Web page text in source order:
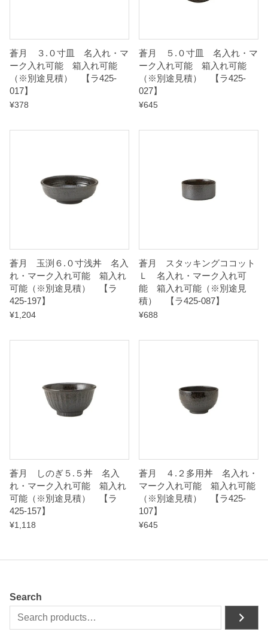
ラ
4
5
1
n
t
i
t
y
蒼月 ３.０寸皿 名入れ・マ
ーク入れ可能 箱入れ可能
（※別途見積） 【ラ425-
017】
¥378
蒼月 ５.０寸皿 名入れ・マ
ーク入れ可能 箱入れ可能
（※別途見積） 【ラ425-
027】
¥645
蒼月 玉渕６.０寸浅丼 名入
れ・マーク入れ可能 箱入れ
可能（※別途見積） 【ラ
425-197】
¥1,204
蒼月 スタッキングココット
Ｌ 名入れ・マーク入れ可
能 箱入れ可能（※別途見
積） 【ラ425-087】
¥688
蒼月 しのぎ５.５丼 名入
れ・マーク入れ可能 箱入れ
可能（※別途見積） 【ラ
425-157】
¥1,118
蒼月 ４.２多用丼 名入れ・
マーク入れ可能 箱入れ可能
（※別途見積） 【ラ425-
107】
¥645
Search